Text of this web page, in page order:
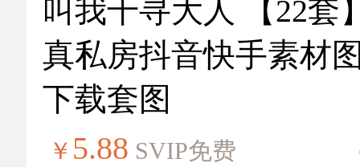
叫我千寻大人 【22套
真私房抖音快手素材
下载套图
￥ 5.88 SVIP免费